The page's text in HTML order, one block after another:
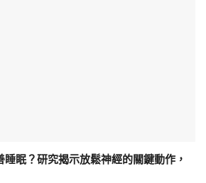
眠？研究揭示放鬆神經的關鍵動作，